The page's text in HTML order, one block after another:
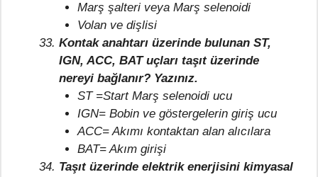
Marş şalteri veya Marş selenoidi
Volan ve dişlisi
Kontak anahtarı üzerinde bulunan ST,
IGN, ACC, BAT uçları taşıt üzerinde
nereyi bağlanır? Yazınız.
ST =Start Marş selenoidi ucu
IGN= Bobin ve göstergelerin giriş ucu
ACC= Akımı kontaktan alan alıcılara
BAT= Akım girişi
Taşıt üzerinde elektrik enerjisini kimyasal